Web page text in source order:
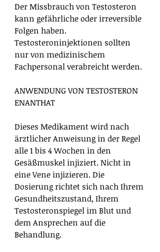
Der Missbrauch von Testosteron
kann gefährliche oder irreversible
Folgen haben.
Testosteroninjektionen sollten
nur von medizinischem
Fachpersonal verabreicht werden.
ANWENDUNG VON TESTOSTERON
ENANTHAT
Dieses Medikament wird nach
ärztlicher Anweisung in der Regel
alle 1 bis 4 Wochen in den
Gesäßmuskel injiziert. Nicht in
eine Vene injizieren. Die
Dosierung richtet sich nach Ihrem
Gesundheitszustand, Ihrem
Testosteronspiegel im Blut und
dem Ansprechen auf die
Behandlung.